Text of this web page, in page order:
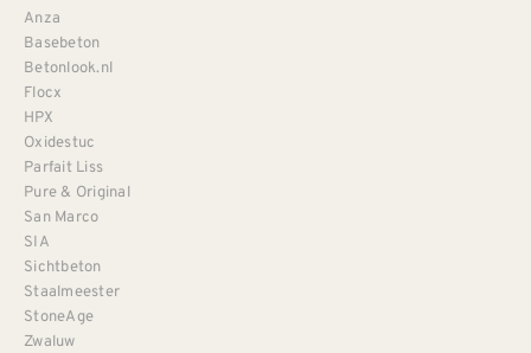
Anza
Basebeton
Betonlook.nl
Flocx
HPX
Oxidestuc
Parfait Liss
Pure & Original
San Marco
SIA
Sichtbeton
Staalmeester
StoneAge
Zwaluw